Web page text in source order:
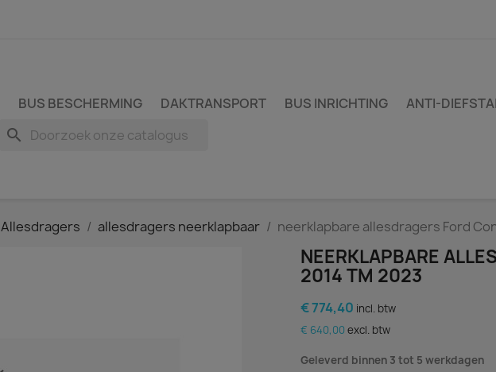
BUS BESCHERMING DAKTRANSPORT BUS INRICHTING ANTI-
search
Allesdragers allesdragers neerklapbaar neerklapbare allesdragers Ford
NEERKLAPBARE
2014 TM 2023
€ 774,40 incl. btw
€ 640,00 excl. btw
Geleverd binnen 3 tot 5 werkdagen